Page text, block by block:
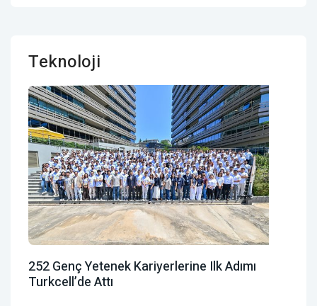
Teknoloji
252 Genç Yetenek Kariyerlerine Ilk Adımı
Turkcell’de Attı